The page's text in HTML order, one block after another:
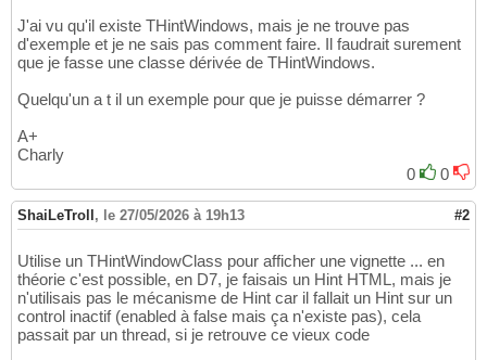
J'ai vu qu'il existe THintWindows, mais je ne trouve pas
d'exemple et je ne sais pas comment faire. Il faudrait surement
que je fasse une classe dérivée de THintWindows.
Quelqu'un a t il un exemple pour que je puisse démarrer ?
A+
Charly
0
0
ShaiLeTroll , le 27/05/2026 à 19h13 #2
Utilise un THintWindowClass pour afficher une vignette ... en
théorie c'est possible, en D7, je faisais un Hint HTML, mais je
n'utilisais pas le mécanisme de Hint car il fallait un Hint sur un
control inactif (enabled à false mais ça n'existe pas), cela
passait par un thread, si je retrouve ce vieux code